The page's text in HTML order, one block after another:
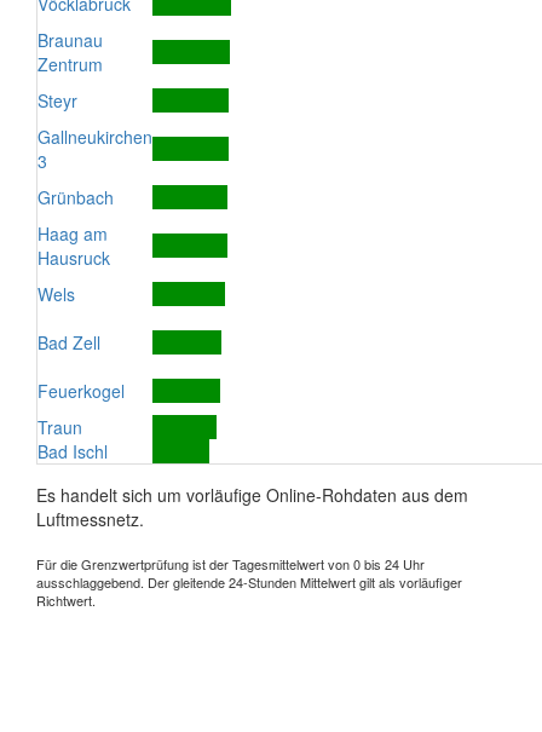
Braunau
Zentrum
Steyr
Gallneukirchen
3
Grünbach
Haag am
Hausruck
Wels
Bad Zell
Feuerkogel
Traun
Bad Ischl
Es handelt sich um vorläufige Online-Rohdaten aus dem
Luftmessnetz.
Für die Grenzwertprüfung ist der Tagesmittelwert von 0 bis 24 Uhr
ausschlaggebend. Der gleitende 24-Stunden Mittelwert gilt als vorläufiger
Richtwert.